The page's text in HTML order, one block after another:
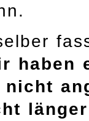
haben